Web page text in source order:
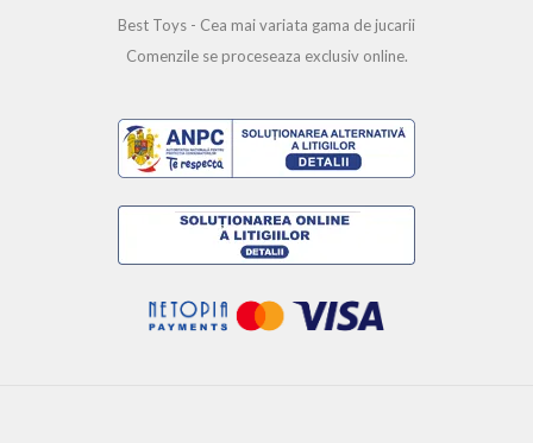
Best Toys - Cea mai variata gama de jucarii
Comenzile se proceseaza exclusiv online.